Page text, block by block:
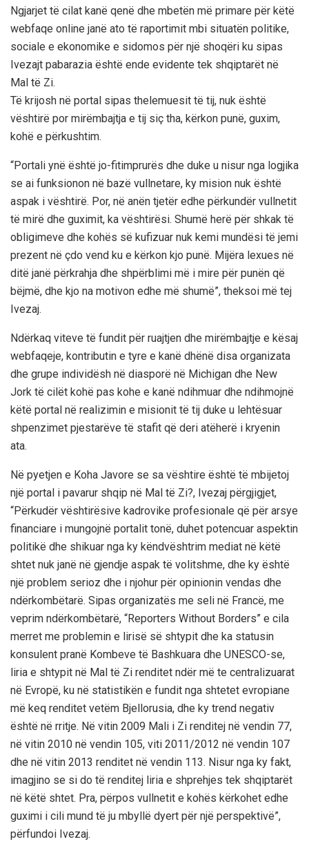
Ngjarjet të cilat kanë qenë dhe mbetën më primare për këtë
webfaqe online janë ato të raportimit mbi situatën politike,
sociale e ekonomike e sidomos për një shoqëri ku sipas
Ivezajt pabarazia është ende evidente tek shqiptarët në
Mal të Zi.
Të krijosh në portal sipas thelemuesit të tij, nuk është
vështirë por mirëmbajtja e tij siç tha, kërkon punë, guxim,
kohë e përkushtim.
“Portali ynë është jo-fitimprurës dhe duke u nisur nga logjika
se ai funksionon në bazë vullnetare, ky mision nuk është
aspak i vështirë. Por, në anën tjetër edhe përkundër vullnetit
të mirë dhe guximit, ka vështirësi. Shumë herë për shkak të
obligimeve dhe kohës së kufizuar nuk kemi mundësi të jemi
prezent në çdo vend ku e kërkon kjo punë. Mijëra lexues në
ditë janë përkrahja dhe shpërblimi më i mire për punën që
bëjmë, dhe kjo na motivon edhe më shumë”, theksoi më tej
Ivezaj.
Ndërkaq viteve të fundit për ruajtjen dhe mirëmbajtje e kësaj
webfaqeje, kontributin e tyre e kanë dhënë disa organizata
dhe grupe individësh në diasporë në Michigan dhe New
Jork të cilët kohë pas kohe e kanë ndihmuar dhe ndihmojnë
këtë portal në realizimin e misionit të tij duke u lehtësuar
shpenzimet pjestarëve të stafit që deri atëherë i kryenin
ata.
Në pyetjen e Koha Javore se sa vështire është të mbijetoj
një portal i pavarur shqip në Mal të Zi?, Ivezaj përgjigjet,
“Përkudër vështirësive kadrovike profesionale që për arsye
financiare i mungojnë portalit tonë, duhet potencuar aspektin
politikë dhe shikuar nga ky këndvështrim mediat në këtë
shtet nuk janë në gjendje aspak të volitshme, dhe ky është
një problem serioz dhe i njohur për opinionin vendas dhe
ndërkombëtarë. Sipas organizatës me seli në Francë, me
veprim ndërkombëtarë, “Reporters Without Borders” e cila
merret me problemin e lirisë së shtypit dhe ka statusin
konsulent pranë Kombeve të Bashkuara dhe UNESCO-se,
liria e shtypit në Mal të Zi renditet ndër më te centralizuarat
në Evropë, ku në statistikën e fundit nga shtetet evropiane
më keq renditet vetëm Bjellorusia, dhe ky trend negativ
është në rritje. Në vitin 2009 Mali i Zi renditej në vendin 77,
në vitin 2010 në vendin 105, viti 2011/2012 në vendin 107
dhe në vitin 2013 renditet në vendin 113. Nisur nga ky fakt,
imagjino se si do të renditej liria e shprehjes tek shqiptarët
në këtë shtet. Pra, përpos vullnetit e kohës kërkohet edhe
guximi i cili mund të ju mbyllë dyert për një perspektivë”,
përfundoi Ivezaj.